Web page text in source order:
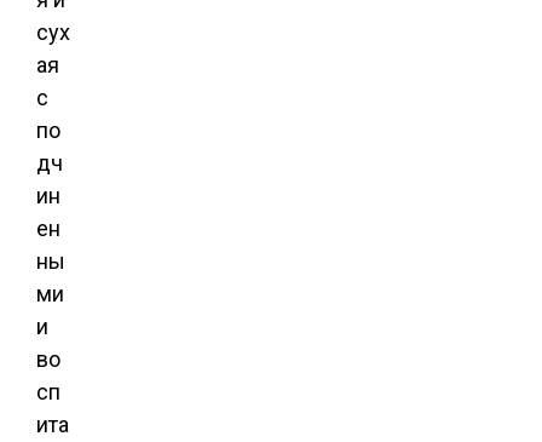
сух
ая
с
по
дч
ин
ен
ны
ми
и
во
сп
ита